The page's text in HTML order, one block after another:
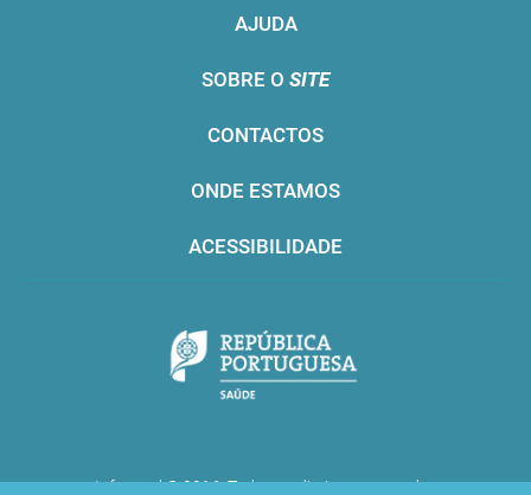
AJUDA
SOBRE O SITE
CONTACTOS
ONDE ESTAMOS
ACESSIBILIDADE
Infarmed © 2016. Todos os direitos reservados